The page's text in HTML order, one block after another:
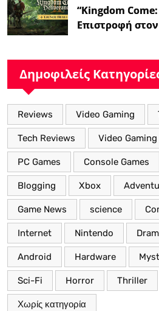
“Kingdom
Επιστροφή
Δημοφιλείς
Reviews Video Gaming
Tech Reviews Video
PC Games Console Games
Blogging Xbox
Game News science
Internet Nintendo
Android Hardware
Sci-Fi Horror Thriller
Χωρίς κατηγορία